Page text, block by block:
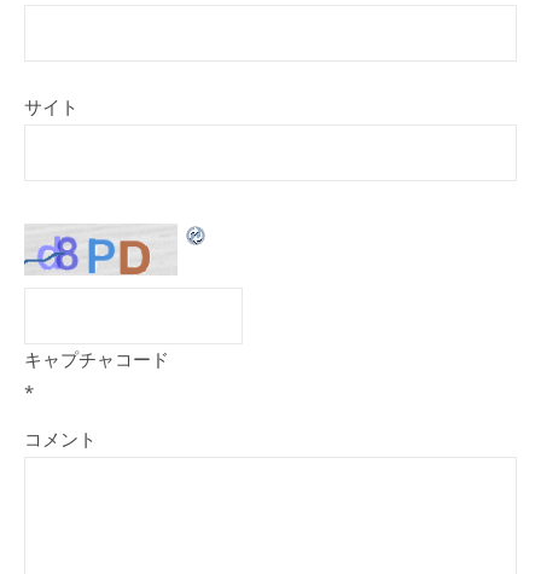
サイト
キャプチャコード
*
コメント